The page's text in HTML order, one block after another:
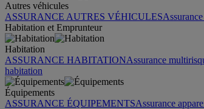
Autres véhicules
ASSURANCE AUTRES VÉHICULES
Habitation et Emprunteur
Habitation
ASSURANCE HABITATIONAssurance
habitation
Équipements
ASSURANCE ÉQUIPEMENTSAssurance